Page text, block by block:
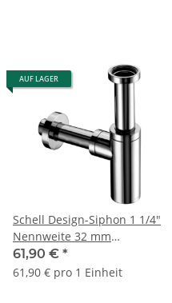
AUF LAGER
Schell Design-Siphon 1 1/4"
Nennweite 32 mm
020080699
61,90 € *
61,90 € pro 1 Einheit